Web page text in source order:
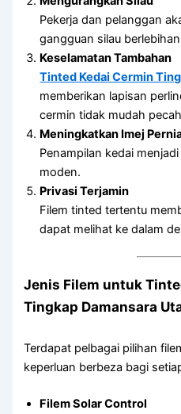
Pekerja dan pelanggan
gangguan silau
Keselamatan Tambahan
Tinted Kedai Cermin
memberikan lapisan
cermin tidak mudah
Meningkatkan Imej
Penampilan kedai
moden.
Privasi Terjamin
Filem tinted tertentu
dapat melihat ke dalam
Jenis Filem untuk
Tingkap Damansara
Terdapat pelbagai pilihan
keperluan berbeza bagi
Filem Solar Control